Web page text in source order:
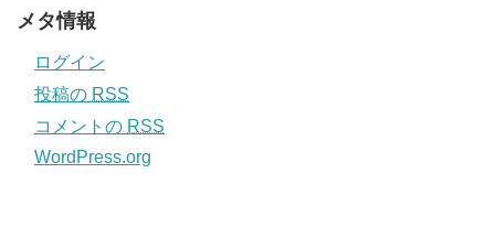
メタ情報
ログイン
投稿の RSS
コメントの RSS
WordPress.org